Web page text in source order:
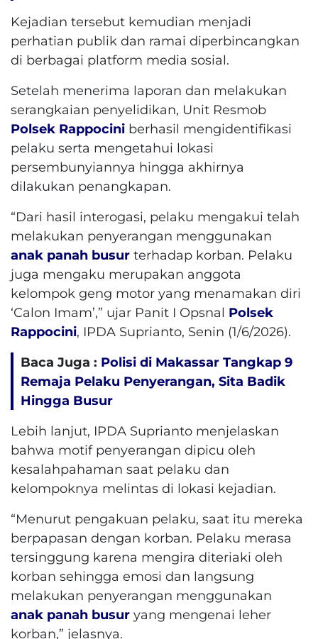
Kejadian tersebut kemudian menjadi
perhatian publik dan ramai diperbincangkan
di berbagai platform media sosial.
Setelah menerima laporan dan melakukan
serangkaian penyelidikan, Unit Resmob
Polsek Rappocini berhasil mengidentifikasi
pelaku serta mengetahui lokasi
persembunyiannya hingga akhirnya
dilakukan penangkapan.
“Dari hasil interogasi, pelaku mengakui telah
melakukan penyerangan menggunakan
anak panah busur terhadap korban. Pelaku
juga mengaku merupakan anggota
kelompok geng motor yang menamakan diri
‘Calon Imam’,” ujar Panit I Opsnal Polsek
Rappocini, IPDA Suprianto, Senin (1/6/2026).
Baca Juga : Polisi di Makassar Tangkap 9
Remaja Pelaku Penyerangan, Sita Badik
Hingga Busur
Lebih lanjut, IPDA Suprianto menjelaskan
bahwa motif penyerangan dipicu oleh
kesalahpahaman saat pelaku dan
kelompoknya melintas di lokasi kejadian.
“Menurut pengakuan pelaku, saat itu mereka
berpapasan dengan korban. Pelaku merasa
tersinggung karena mengira diteriaki oleh
korban sehingga emosi dan langsung
melakukan penyerangan menggunakan
anak panah busur yang mengenai leher
korban,” jelasnya.